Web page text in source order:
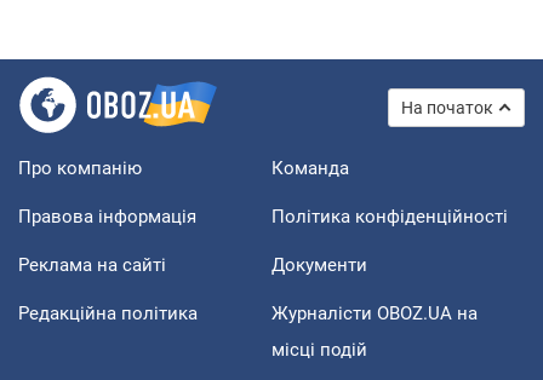
На початок
Про компанію Команда
Правова інформація Політика конфіденційності
Реклама на сайті Документи
Редакційна політика
Журналісти OBOZ.UA на
місці подій